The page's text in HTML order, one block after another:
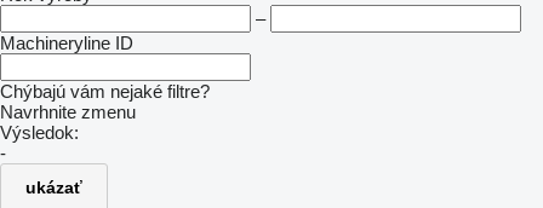
–
Machineryline ID
Chýbajú vám nejaké filtre?
Navrhnite zmenu
Výsledok:
-
ukázať